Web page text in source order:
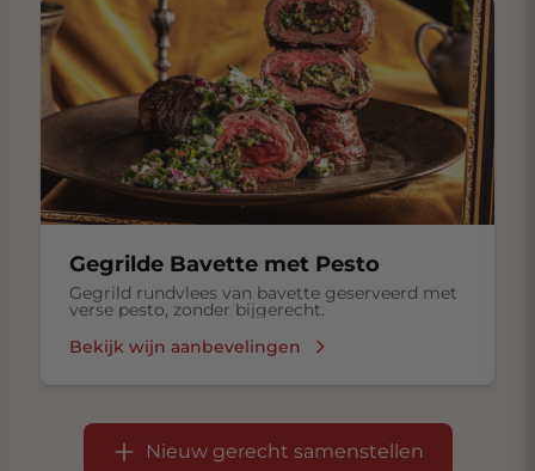
Gegrilde Bavette met Pesto
Gegrild rundvlees van bavette geserveerd met
verse pesto, zonder bijgerecht.
Bekijk wijn aanbevelingen
Nieuw gerecht samenstellen